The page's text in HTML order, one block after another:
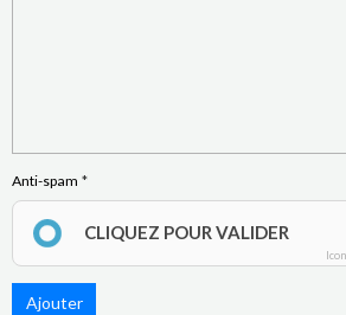
Anti-spam
CLIQUEZ POUR VALIDER
Ajouter